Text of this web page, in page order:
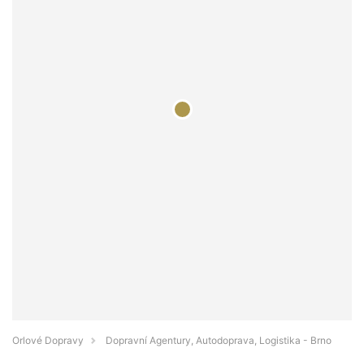
Orlové Dopravy
Dopravní Agentury, Autodoprava, Logistika - Brno